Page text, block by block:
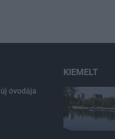
óvodája
KIEMELT